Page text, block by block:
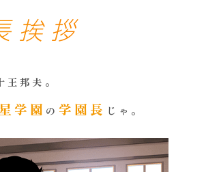
挨拶
王邦夫。
学園 の 学園長 じゃ。